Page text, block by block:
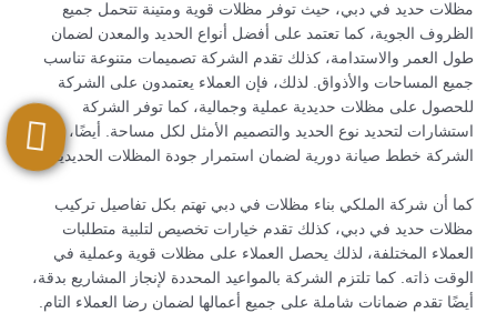
مظلات حديد في دبي، حيث توفر مظلات قوية ومتينة تتحمل جميع
الظروف الجوية، كما تعتمد على أفضل أنواع الحديد والمعدن لضمان
طول العمر والاستدامة، كذلك تقدم الشركة تصميمات متنوعة تناسب
جميع المساحات والأذواق. لذلك، فإن العملاء يعتمدون على الشركة
للحصول على مظلات حديدية عملية وجمالية، كما توفر الشركة
استشارات لتحديد نوع الحديد والتصميم الأمثل لكل مساحة. أيضًا، تقدم
الشركة خطط صيانة دورية لضمان استمرار جودة المظلات الحديدية.
كما أن شركة الملكي بناء مظلات في دبي تهتم بكل تفاصيل تركيب
مظلات حديد في دبي، كذلك تقدم خيارات تخصيص لتلبية متطلبات
العملاء المختلفة، لذلك يحصل العملاء على مظلات قوية وعملية في
الوقت ذاته. كما تلتزم الشركة بالمواعيد المحددة لإنجاز المشاريع بدقة،
أيضًا تقدم ضمانات شاملة على جميع أعمالها لضمان رضا العملاء التام.